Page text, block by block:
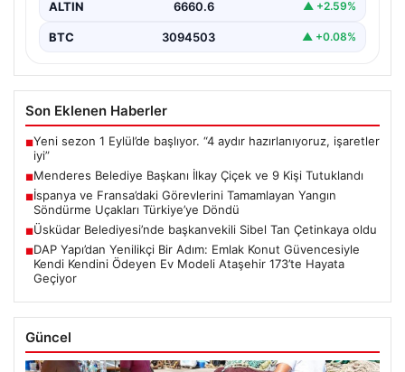
ALTIN 6660.6 ▲ +2.59%
BTC 3094503 ▲ +0.08%
Son Eklenen Haberler
■Yeni sezon 1 Eylül’de başlıyor. “4 aydır hazırlanıyoruz, işaretler
iyi”
■Menderes Belediye Başkanı İlkay Çiçek ve 9 Kişi Tutuklandı
■İspanya ve Fransa’daki Görevlerini Tamamlayan Yangın
Söndürme Uçakları Türkiye’ye Döndü
■Üsküdar Belediyesi’nde başkanvekili Sibel Tan Çetinkaya oldu
■DAP Yapı’dan Yenilikçi Bir Adım: Emlak Konut Güvencesiyle
Kendi Kendini Ödeyen Ev Modeli Ataşehir 173’te Hayata
Geçiyor
Güncel